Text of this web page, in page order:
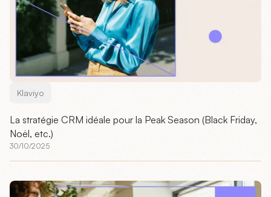
Klaviyo
La stratégie CRM idéale pour la Peak Season (Black Friday,
Noël, etc.)
30/10/2025